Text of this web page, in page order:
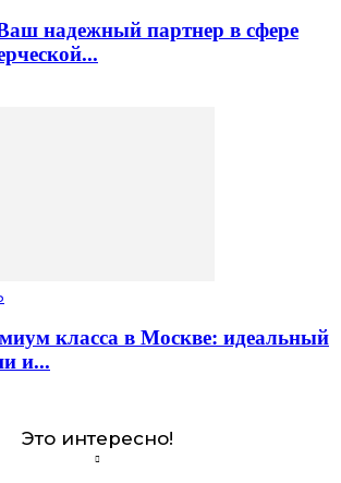
надежный партнер в сфере
класса в Москве: идеальный
и...
Это интересно!